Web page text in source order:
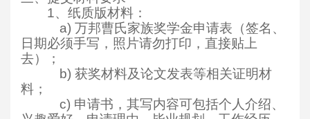
1、纸质版材料：
a) 万邦曹氏家族奖学金申请表（签名、
日期必须手写，照片请勿打印，直接贴上
去）；
b) 获奖材料及论文发表等相关证明材
料；
c) 申请书，其写内容可包括个人介绍、